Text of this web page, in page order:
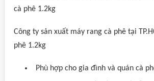
Công ty sản xuất máy rang cà phê tại
phê 1.2kg
Phù hợp cho gia đình và quán cà